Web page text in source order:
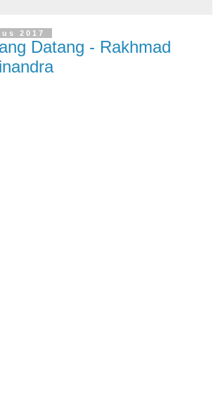
2017
Datang - Rakhmad